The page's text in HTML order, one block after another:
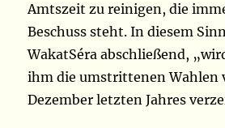
Amtszeit zu reinigen, die
Beschuss steht. In diesem
WakatSéra abschließend,
ihm die umstrittenen Wahlen
Dezember letzten Jahres